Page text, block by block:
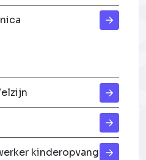
kinderopvang